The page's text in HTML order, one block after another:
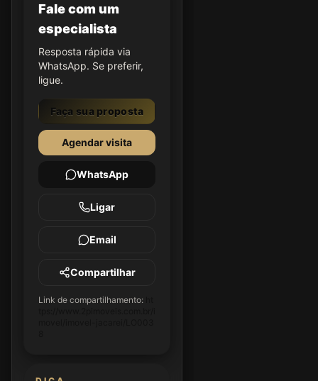
Fale com um
especialista
Resposta rápida via
WhatsApp. Se preferir,
ligue.
Faça sua proposta
Agendar visita
WhatsApp
Ligar
Email
Compartilhar
Link de compartilhamento: